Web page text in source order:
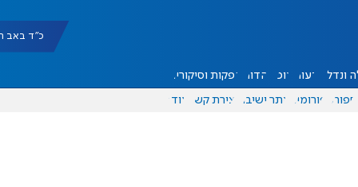
כ"ד באב תשפ"ו
ונדל"ן דעות אוכל יהדות הפקות וסיקורים
ספורט פורומים אתר ישיבה יצירת קשר עוד